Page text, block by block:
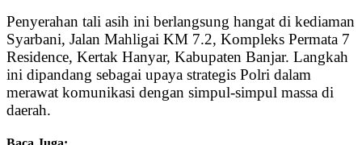
Penyerahan tali asih ini berlangsung hangat di kediaman
Syarbani, Jalan Mahligai KM 7.2, Kompleks Permata 7
Residence, Kertak Hanyar, Kabupaten Banjar. Langkah
ini dipandang sebagai upaya strategis Polri dalam
merawat komunikasi dengan simpul-simpul massa di
daerah.